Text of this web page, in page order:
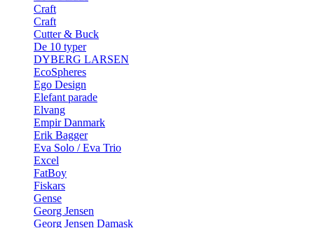
Craft
Craft
Cutter & Buck
De 10 typer
DYBERG LARSEN
EcoSpheres
Ego Design
Elefant parade
Elvang
Empir Danmark
Erik Bagger
Eva Solo / Eva Trio
Excel
FatBoy
Fiskars
Gense
Georg Jensen
Georg Jensen Damask